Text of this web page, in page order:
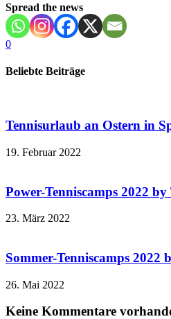
Spread the news
0
Beliebte Beiträge
Tennisurlaub an Ostern in
19. Februar 2022
Power-Tenniscamps 2022 by
23. März 2022
Sommer-Tenniscamps 2022
26. Mai 2022
Keine Kommentare